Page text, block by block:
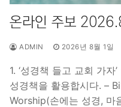
온라인 주보
ADMIN 2026년 8월 1일
1. ‘성경책 들고 교회 가
성경책을 활용합시다. –
Worship(손에는 성경, 마